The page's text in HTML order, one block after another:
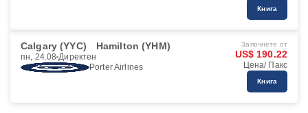
Книга
Calgary (YYC) Hamilton (YHM)
пн, 24.08 Директен
Porter Airlines
Започнете от
US$ 190.22
Цена/ Пакс
Книга